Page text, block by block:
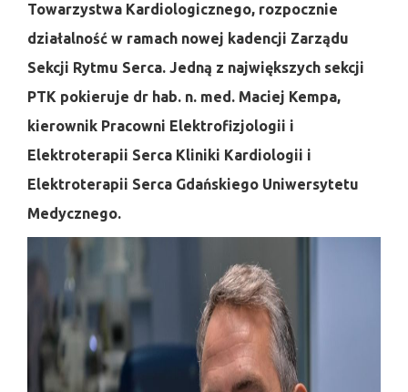
Towarzystwa Kardiologicznego, rozpocznie
działalność w ramach nowej kadencji Zarządu
Sekcji Rytmu Serca. Jedną z największych sekcji
PTK pokieruje dr hab. n. med. Maciej Kempa,
kierownik Pracowni Elektrofizjologii i
Elektroterapii Serca Kliniki Kardiologii i
Elektroterapii Serca Gdańskiego Uniwersytetu
Medycznego.